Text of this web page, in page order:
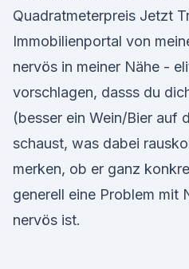
Quadratmeterpreis Jetzt
Immobilienportal von
nervös in meiner Nähe -
vorschlagen, dasss du
(besser ein Wein/Bier auf
schaust, was dabei
merken, ob er ganz
generell eine Problem mit
nervös ist.